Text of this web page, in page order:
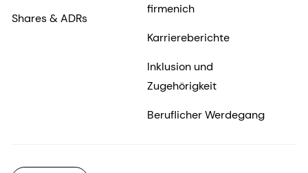
Shares & ADRs
firmenich
Karriereberichte
Inklusion und
Zugehörigkeit
Beruflicher Werdegang